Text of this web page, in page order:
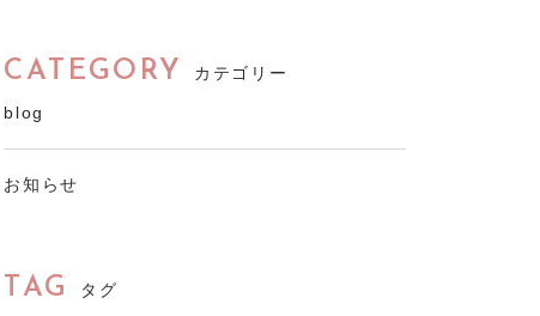
CATEGORY カテゴリー
blog
お知らせ
TAG タグ